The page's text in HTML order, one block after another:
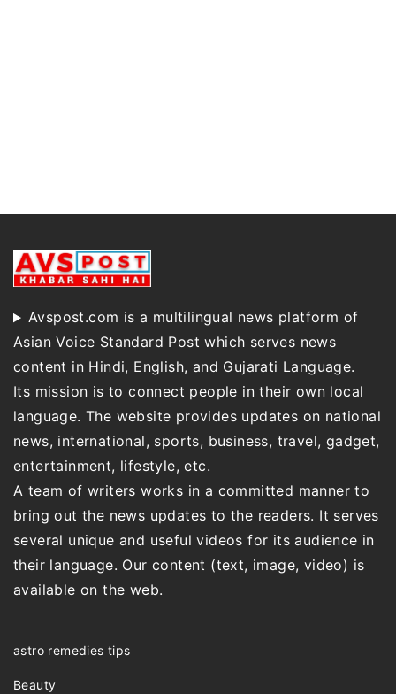
Avspost.com is a multilingual news platform of
Asian Voice Standard Post which serves news
content in Hindi, English, and Gujarati Language.
Its mission is to connect people in their own local
language. The website provides updates on national
news, international, sports, business, travel, gadget,
entertainment, lifestyle, etc.
A team of writers works in a committed manner to
bring out the news updates to the readers. It serves
several unique and useful videos for its audience in
their language. Our content (text, image, video) is
available on the web.
astro remedies tips
Beauty